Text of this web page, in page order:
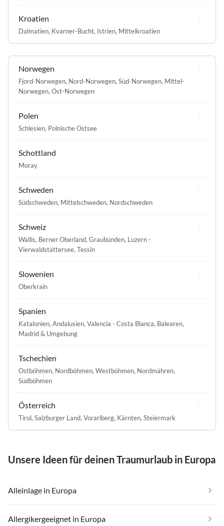
Kroatien
Dalmatien, Kvarner-Bucht, Istrien, Mittelkroatien
Norwegen
Fjord-Norwegen, Nord-Norwegen, Süd-Norwegen, Mittel-
Norwegen, Ost-Norwegen
Polen
Schlesien, Polnische Ostsee
Schottland
Moray
Schweden
Südschweden, Mittelschweden, Nordschweden
Schweiz
Wallis, Berner Oberland, Graubünden, Luzern -
Vierwaldstättersee, Tessin
Slowenien
Oberkrain
Spanien
Katalonien, Andalusien, Valencia - Costa Blanca, Balearen,
Madrid & Umgebung
Tschechien
Ostböhmen, Nordböhmen, Westböhmen, Nordmähren,
Südböhmen
Österreich
Tirol, Salzburger Land, Vorarlberg, Kärnten, Steiermark
Unsere Ideen für deinen Traumurlaub in Europa
Alleinlage in Europa
Allergikergeeignet in Europa